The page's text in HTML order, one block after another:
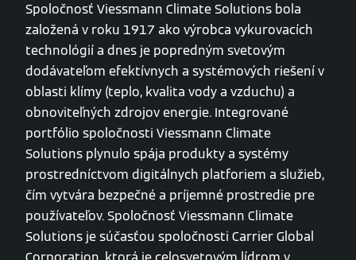
Spoločnosť Viessmann Climate Solutions bola
založená v roku 1917 ako výrobca vykurovacích
technológií a dnes je popredným svetovým
dodávateľom efektívnych a systémových riešení v
oblasti klímy (teplo, kvalita vody a vzduchu) a
obnoviteľných zdrojov energie. Integrované
portfólio spoločnosti Viessmann Climate
Solutions plynulo spája produkty a systémy
prostredníctvom digitálnych platforiem a služieb,
čím vytvára bezpečné a príjemné prostredie pre
používateľov. Spoločnosť Viessmann Climate
Solutions je súčasťou spoločnosti Carrier Global